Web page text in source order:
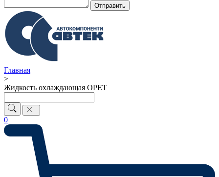
Отправить
Главная
>
Жидкость охлаждающая OPET
0